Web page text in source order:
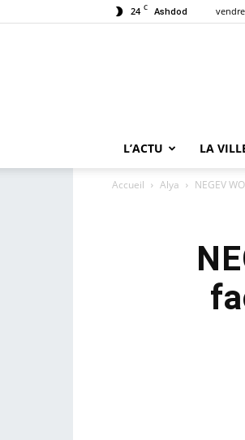
24 C Ashdod
L’ACTU LA
Accueil Alya NEGEV